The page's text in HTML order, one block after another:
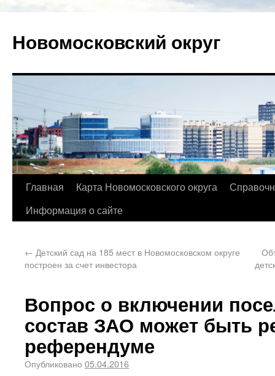
Новомосковский округ
Главная Карта Новомосковского округа
Информация о сайте
← Детский сад на 185 мест в Новомосковском округе
построен за счет инвестора
Вопрос о включении
состав ЗАО может быть
референдуме
Опубликовано 05.04.2016